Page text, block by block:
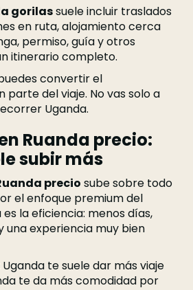
gorilassuele incluir traslados
en ruta, alojamiento cerca
permiso, guía y otros
itinerario completo.
convertir el
parte del viaje. No vas solo a
Uganda.
Ruanda precio:
subir más
precio sube sobre todo
el enfoque premium del
la eficiencia: menos días,
experiencia muy bien
te suele dar más viaje
te da más comodidad por